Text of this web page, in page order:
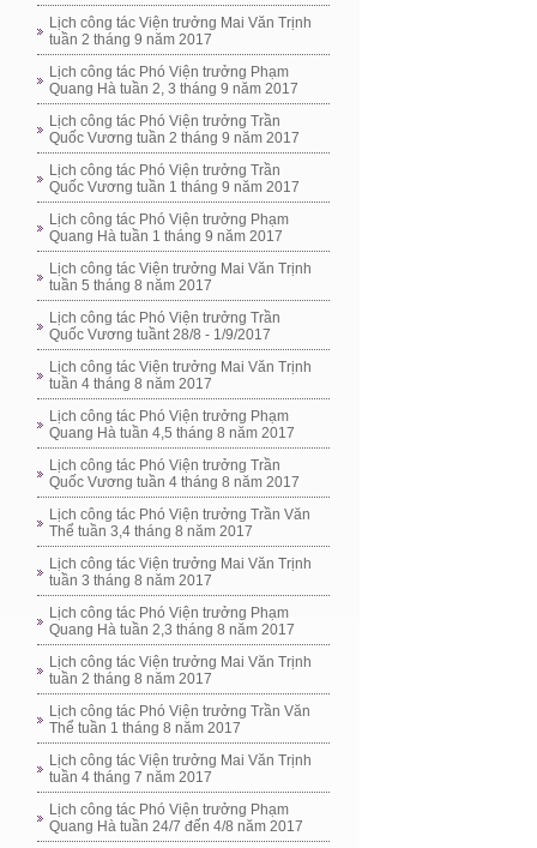
Lịch công tác Viện trưởng Mai Văn Trịnh
tuần 2 tháng 9 năm 2017
Lịch công tác Phó Viện trưởng Phạm
Quang Hà tuần 2, 3 tháng 9 năm 2017
Lịch công tác Phó Viện trưởng Trần
Quốc Vương tuần 2 tháng 9 năm 2017
Lịch công tác Phó Viện trưởng Trần
Quốc Vương tuần 1 tháng 9 năm 2017
Lịch công tác Phó Viện trưởng Phạm
Quang Hà tuần 1 tháng 9 năm 2017
Lịch công tác Viện trưởng Mai Văn Trịnh
tuần 5 tháng 8 năm 2017
Lịch công tác Phó Viện trưởng Trần
Quốc Vương tuầnt 28/8 - 1/9/2017
Lịch công tác Viện trưởng Mai Văn Trịnh
tuần 4 tháng 8 năm 2017
Lịch công tác Phó Viện trưởng Phạm
Quang Hà tuần 4,5 tháng 8 năm 2017
Lịch công tác Phó Viện trưởng Trần
Quốc Vương tuần 4 tháng 8 năm 2017
Lịch công tác Phó Viện trưởng Trần Văn
Thể tuần 3,4 tháng 8 năm 2017
Lịch công tác Viện trưởng Mai Văn Trịnh
tuần 3 tháng 8 năm 2017
Lịch công tác Phó Viện trưởng Phạm
Quang Hà tuần 2,3 tháng 8 năm 2017
Lịch công tác Viện trưởng Mai Văn Trịnh
tuần 2 tháng 8 năm 2017
Lịch công tác Phó Viện trưởng Trần Văn
Thể tuần 1 tháng 8 năm 2017
Lịch công tác Viện trưởng Mai Văn Trịnh
tuần 4 tháng 7 năm 2017
Lịch công tác Phó Viện trưởng Phạm
Quang Hà tuần 24/7 đến 4/8 năm 2017